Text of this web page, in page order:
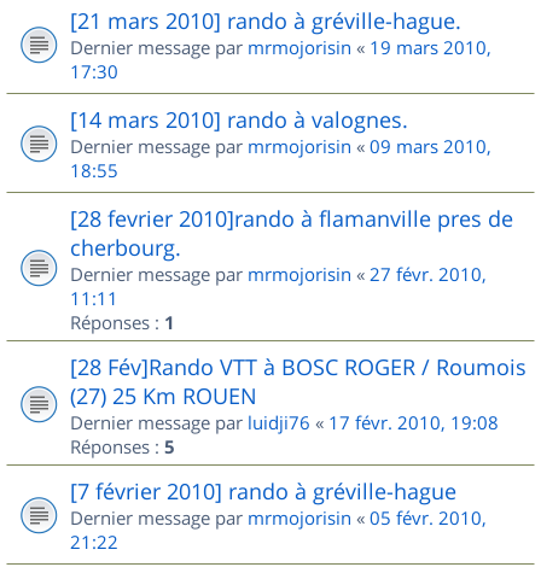
[21 mars 2010] rando à gréville-hague.
Dernier message par mrmojorisin « 19 mars 2010,
17:30
[14 mars 2010] rando à valognes.
Dernier message par mrmojorisin « 09 mars 2010,
18:55
[28 fevrier 2010]rando à flamanville pres de
cherbourg.
Dernier message par mrmojorisin « 27 févr. 2010,
11:11
Réponses : 1
[28 Fév]Rando VTT à BOSC ROGER / Roumois
(27) 25 Km ROUEN
Dernier message par luidji76 « 17 févr. 2010, 19:08
Réponses : 5
[7 février 2010] rando à gréville-hague
Dernier message par mrmojorisin « 05 févr. 2010,
21:22